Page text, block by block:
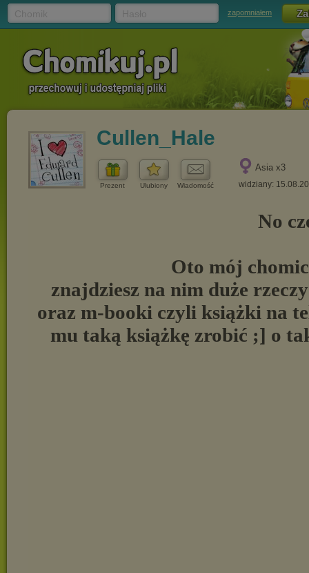
zapomniałem
Cullen_Hale
Prezent Ulubiony Wiadomość
Asia x3
widziany: